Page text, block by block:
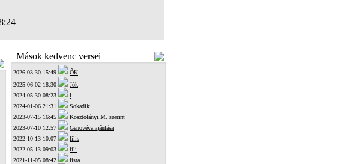
Mások kedvenc versei
2026-03-30 15:49
ŐK
2025-06-02 18:30
Jók
2024-05-30 08:23
l
2024-01-06 21:31
Sokadik
2023-07-15 16:45
Kosztolányi M. szerint
2023-07-10 12:57
Genovéva ajánlása
2022-10-13 10:07
lilis
2022-05-13 09:03
lili
2021-11-05 08:42
lista